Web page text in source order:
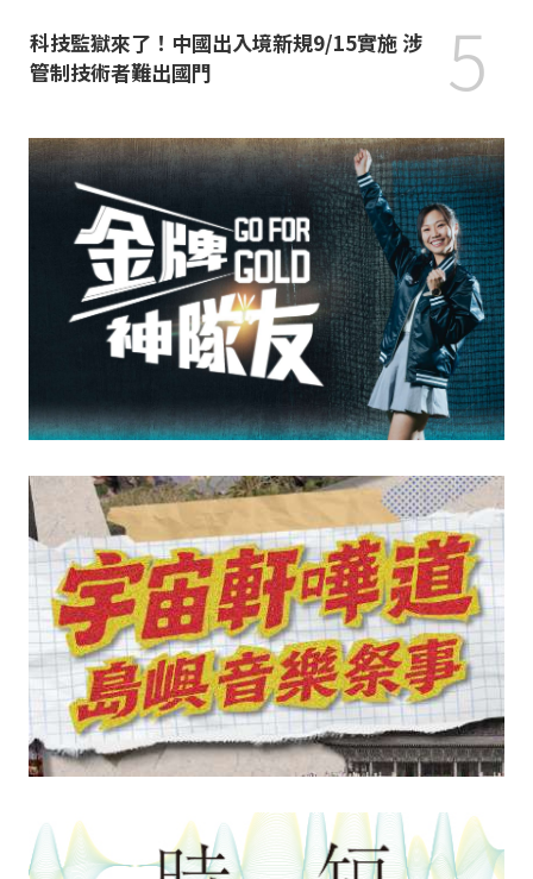
科技監獄來了！中國出入境新規9/15實施 涉
管制技術者難出國門
5